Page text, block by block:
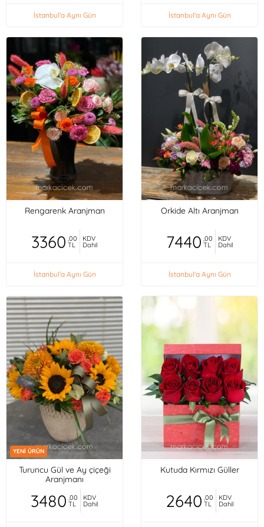
İstanbul'a Aynı Gün İstanbul'a Aynı Gün
Rengarenk Aranjman
3360 ,00
TL
KDV
Dahil
İstanbul'a Aynı Gün
Orkide Altı Aranjman
7440 ,00
TL
KDV
Dahil
İstanbul'a Aynı Gün
YENİ ÜRÜN
Turuncu Gül ve Ay çiçeği
Aranjmanı
3480 ,00
TL
KDV
Dahil
Kutuda Kırmızı Güller
2640 ,00
TL
KDV
Dahil